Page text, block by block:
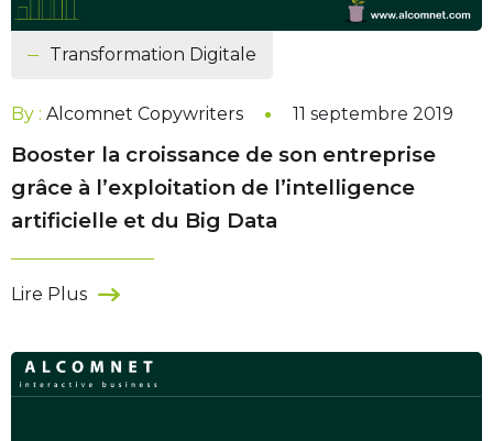
Transformation Digitale
By : Alcomnet Copywriters 11 septembre 2019
Booster la croissance de son entreprise
grâce à l’exploitation de l’intelligence
artificielle et du Big Data
Lire Plus